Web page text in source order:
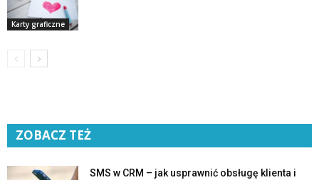
Karty graficzne
ZOBACZ TEŻ
SMS w CRM – jak usprawnić obsługę klienta i